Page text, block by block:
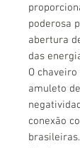
poderosa
abertura
das
O
amuleto
conexão
brasileiras.